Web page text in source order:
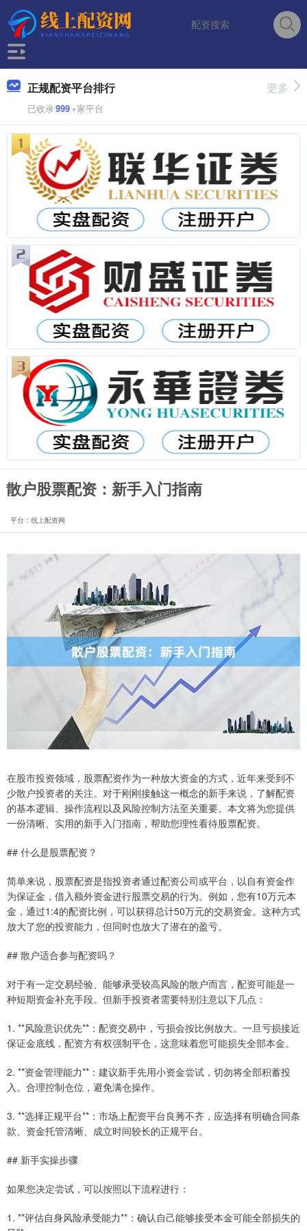
正规配资平台排行
已收录999+家平台
更多
散户股票配资：新手入门指南
平台：线上配资网
在股市投资领域，股票配资作为一种放大资金的方式，近年来受到不
少散户投资者的关注。对于刚刚接触这一概念的新手来说，了解配资
的基本逻辑、操作流程以及风险控制方法至关重要。本文将为您提供
一份清晰、实用的新手入门指南，帮助您理性看待股票配资。
## 什么是股票配资？
简单来说，股票配资是指投资者通过配资公司或平台，以自有资金作
为保证金，借入额外资金进行股票交易的行为。例如，您有10万元本
金，通过1:4的配资比例，可以获得总计50万元的交易资金。这种方式
放大了您的投资能力，但同时也放大了潜在的盈亏。
## 散户适合参与配资吗？
对于有一定交易经验、能够承受较高风险的散户而言，配资可能是一
种短期资金补充手段。但新手投资者需要特别注意以下几点：
1. **风险意识优先**：配资交易中，亏损会按比例放大。一旦亏损接近
保证金底线，配资方有权强制平仓，这意味着您可能损失全部本金。
2. **资金管理能力**：建议新手先用小资金尝试，切勿将全部积蓄投
入。合理控制仓位，避免满仓操作。
3. **选择正规平台**：市场上配资平台良莠不齐，应选择有明确合同条
款、资金托管清晰、成立时间较长的正规平台。
## 新手实操步骤
如果您决定尝试，可以按照以下流程进行：
1. **评估自身风险承受能力**：确认自己能够接受本金可能全部损失的